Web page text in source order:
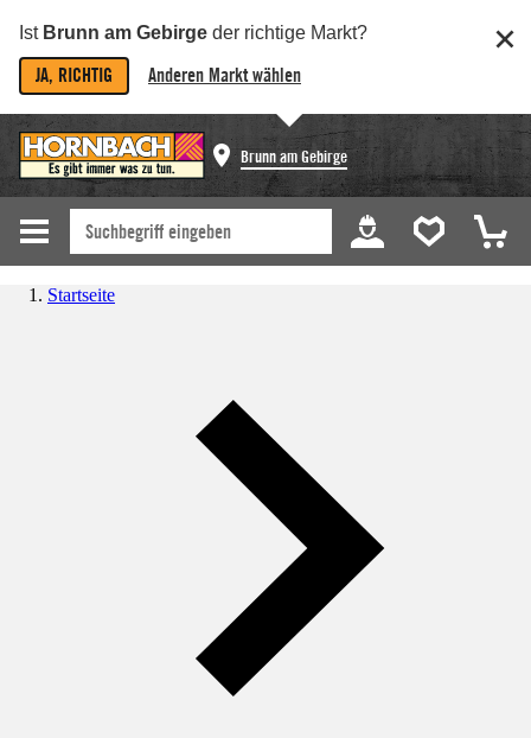
Ist Brunn am Gebirge der richtige Markt?
JA, RICHTIG Anderen Markt wählen
Brunn am Gebirge
Startseite